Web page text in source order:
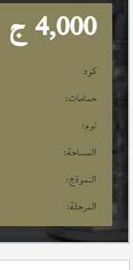
4,000 ج
كود
حمامات:
نوم:
المساحة:
النموذج:
المرحلة: